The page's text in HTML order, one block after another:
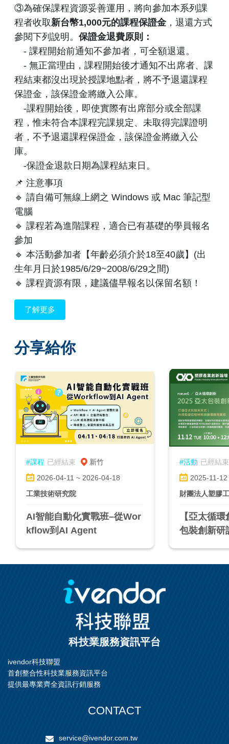
③為確保課程資源妥善運用，將向參加本系列課
程者收取新台幣1,000元的課程保證金，退還方式
參閱下列說明。 保證金退費原則：
- 課程開始前通知不參加者，可全額退還。
- 無正當理由，課程開始後才通知不出席者、課
程結束都沒出現於授課地點者，將不予退還課程
保證金，該保證金將繳入公庫。
-課程開始後，即使實際有出席部分或全部課
程，惟未符合本課程完課規定、未取得完課證明
者，不予退還課程保證金，該保證金將繳入公
庫。
-保證金退款日期為課程結束日。
📌 注意事項
🔹 請自備可無線上網之 Windows 或 Mac 筆記型
電腦
🔹 課程若為進階課程，適合已有基礎的學員報名
參加
🔹 本活動參加者【年齡必須介於18至40歲】(出
生年月日於1985/6/29~2008/6/29之間)
🔹 課程資源有限，建議儘早報名以保留名額！
了解更多
分享給你
#課程 已經結束
新竹
2026-04-11 ~ 2026-04-18
工業技術研究院
AI智能自動化實戰班–從Wor
kflow到AI Agent
#活動 已經結束
2025-11-12
財團法人塑膠
【亞太循
包裝創新研
科技業服務資訊平台
ivendor科技聯盟
首創整合性科技業服務資訊平台
提供最專業齊全資訊行銷服務
CONTACT
service@ivendor.com.tw